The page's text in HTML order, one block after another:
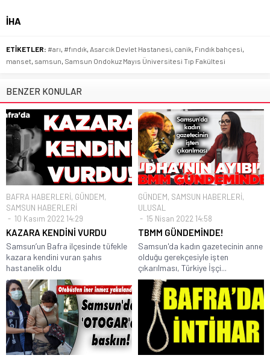
İHA
ETİKETLER: #arı, #fındık, Asarcık Devlet Hastanesi, canik, Fındık bahçesi,
manset, samsun, Samsun Ondokuz Mayıs Üniversitesi Tıp Fakültesi
BENZER KONULAR
BAFRA HABERLERİ, GÜNDEM,
SAMSUN HABERLERİ
10 Kasım 2022 14:29
KAZARA KENDİNİ VURDU
Samsun’un Bafra ilçesinde tüfekle
kazara kendini vuran şahıs
hastanelik oldu
GÜNDEM, SAMSUN HABERLERİ,
ULUSAL
15 Nisan 2022 14:58
TBMM GÜNDEMİNDE!
Samsun'da kadın gazetecinin anne
olduğu gerekçesiyle işten
çıkarılması, Türkiye İşçi...